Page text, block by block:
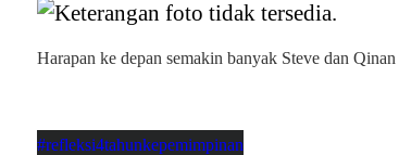
Harapan ke depan semakin banyak Steve dan Qinan
#refleksi4tahunkepemimpinan